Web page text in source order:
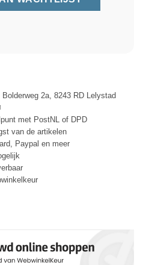
2a, 8243 RD Lelystad
met PostNL of DPD
van de artikelen
Paypal en meer